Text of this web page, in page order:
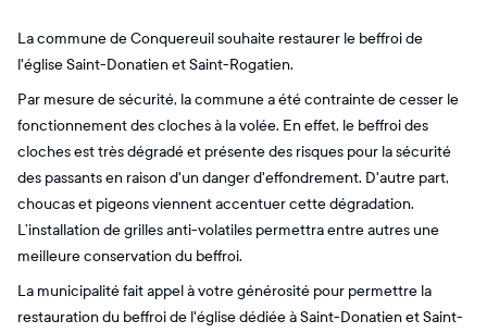
La commune de Conquereuil souhaite restaurer le beffroi de
l'église Saint-Donatien et Saint-Rogatien.
Par mesure de sécurité, la commune a été contrainte de cesser le
fonctionnement des cloches à la volée. En effet, le beffroi des
cloches est très dégradé et présente des risques pour la sécurité
des passants en raison d'un danger d'effondrement. D'autre part,
choucas et pigeons viennent accentuer cette dégradation.
L’installation de grilles anti-volatiles permettra entre autres une
meilleure conservation du beffroi.
La municipalité fait appel à votre générosité pour permettre la
restauration du beffroi de l'église dédiée à Saint-Donatien et Saint-